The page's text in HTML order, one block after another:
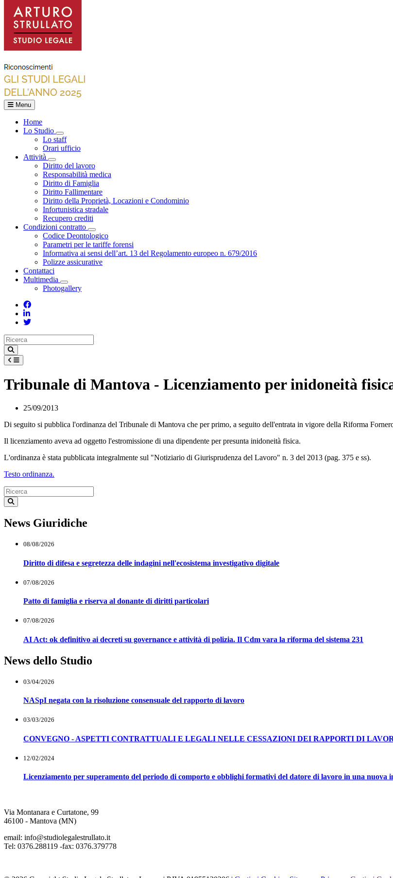
Menu
Home
Lo Studio
Toggle Dropdown
Lo staff
Orari ufficio
Attività
Toggle Dropdown
Diritto del lavoro
Responsabilità medica
Diritto di Famiglia
Diritto Fallimentare
Diritto della Proprietà, Locazioni e Condominio
Infortunistica stradale
Recupero crediti
Condizioni contratto
Toggle Dropdown
Codice Deontologico
Parametri per le tariffe forensi
Informativa ai sensi dell’art. 13 del Regolamento europeo n. 679/2016
Polizze assicurative
Contattaci
Multimedia
Toggle Dropdown
Photogallery
Tribunale di Mantova - Licenziamento per inidoneità
25/09/2013
Di seguito si pubblica l'ordinanza del Tribunale di Mantova che per primo, a seguito dell'entrata in vigore della Riforma
Il licenziamento aveva ad oggetto l'estromissione di una dipendente per presunta inidoneità fisica.
L'ordinanza è stata pubblicata integralmente sul "Notiziario di Giurisprudenza del Lavoro" n. 3 del 2013 (pag. 375 e ss).
Testo ordinanza.
News Giuridiche
08/08/2026
Diritto di difesa e segretezza delle indagini nell'ecosistema investigativo digitale
07/08/2026
Patto di famiglia e riserva al donante di diritti particolari
07/08/2026
AI Act: ok definitivo ai decreti su governance e attività di polizia. Il Cdm vara la riforma del sistema 231
News dello Studio
03/04/2026
NASpI negata con la risoluzione consensuale del rapporto di lavoro
03/03/2026
CONVEGNO - ASPETTI CONTRATTUALI E LEGALI NELLE CESSAZIONI DEI RAPPORTI DI
12/02/2024
Licenziamento per superamento del periodo di comporto e obblighi formativi del datore di lavoro in una nuova
Via Montanara e Curtatone, 99
46100 - Mantova (MN)
email: info@studiolegalestrullato.it
Tel: 0376.288119 -fax: 0376.379778